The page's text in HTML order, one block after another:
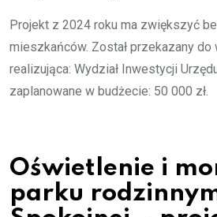
Projekt z 2024 roku ma zwiększyć
mieszkańców. Został przekazany do
realizująca: Wydział Inwestycji
zaplanowane w budżecie: 50 000 zł.
Oświetlenie i
parku